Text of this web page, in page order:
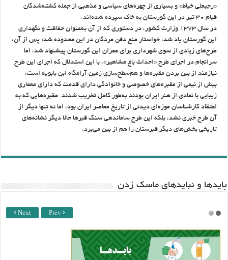
«رجبعلی خیاط» و بسیاری از چهره‌های سیاسی و مذهبی از جمله کشته‌شدگان
قیام ۳۰ تیر در این گورستان به خاک سپرده شده‌اند.
در سال ۱۳۷۳ وزارت کشور، در دستوری که از آن به‌عنوان حفاظت و نگهداری
این گورستان یاد شد، خواستار منع دفن مردگان در این محدوده شد؛ پس از آن،
طرح‌های زیادی از سوی شهرداری برای عمران این گورستان پیشنهاد شد، اما
سرانجام در اجرای طرح «احداث باغ مشاهیر»، با این استدلال که اجرای این طرح
نیازمند از بین بردن مقبره‌ها و هم‌سطح‌سازی زمین آرامگاه ابن بابویه‌ است،
بیش از نیمی از مقبره‌های خصوصی و خانوادگی دارای قدمت که دارای معماری
زیبایی با نمادی از هنر ایران بودند به‌طور کامل تخریب شدند. مقبره‌هایی که به
اعتقاد کارشناسان موزه‌ای دیدنی از تاریخ معاصر ایران بود، اما نه تنها دیگر از
آن طرح خبری نشد، بلکه این طرحِ ساماندهی سنگ قبرها حالا دیگر نشانه‌های
تاریخی بخش‌های دیگر قبرستان را هم از بین می‌برد.
باید‌ها و نبایدهای ماسک زدن
Next Prev